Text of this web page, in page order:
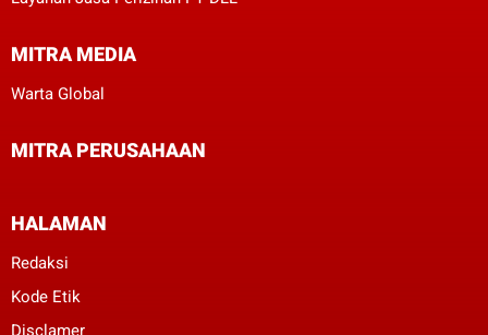
MITRA MEDIA
Warta Global
MITRA PERUSAHAAN
HALAMAN
Redaksi
Kode Etik
Disclamer